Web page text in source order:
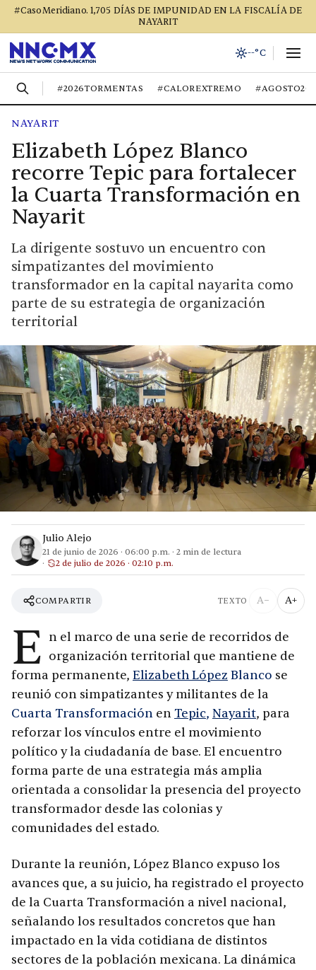
#CasoMeridiano. 1,705 DÍAS DE IMPUNIDAD EN LA FISCALÍA DE
NAYARIT
--°C
#2026TORMENTAS #CALOREXTREMO
NAYARIT
Elizabeth López Blanco
recorre Tepic para fortalecer
la Cuarta Transformación en
Nayarit
La dirigente sostuvo un encuentro con
simpatizantes del movimiento
transformador en la capital nayarita como
parte de su estrategia de organización
territorial
Julio Alejo
21 de junio de 2026 · 06:00 p.m. · 2 min de lectura
2 de julio de 2026 · 02:10 p.m.
COMPARTIR TEXTO A− A+
E n el marco de una serie de recorridos de
organización territorial que mantiene de
forma permanente, Elizabeth López Blanco se
reunió con simpatizantes y militantes de la
Cuarta Transformación enTepic, Nayarit, para
reforzar los vínculos entre el movimiento
político y la ciudadanía de base. El encuentro
forma parte de una estrategia más amplia
orientada a consolidar la presencia del proyecto
transformador desde las colonias y
comunidades del estado.
Durante la reunión, López Blanco expuso los
avances que, a su juicio, ha registrado el proyecto
de la Cuarta Transformación a nivel nacional,
señalando los resultados concretos que han
impactado en la vida cotidiana de distintos
sectores de la población mexicana. La dinámica